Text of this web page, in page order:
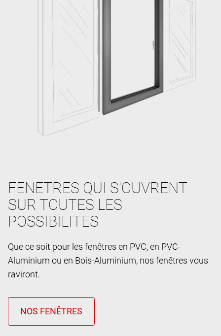
FENETRES QUI S'OUVRENT
SUR TOUTES LES
POSSIBILITES
Que ce soit pour les fenêtres en PVC, en PVC-
Aluminium ou en Bois-Aluminium, nos fenêtres vous
raviront.